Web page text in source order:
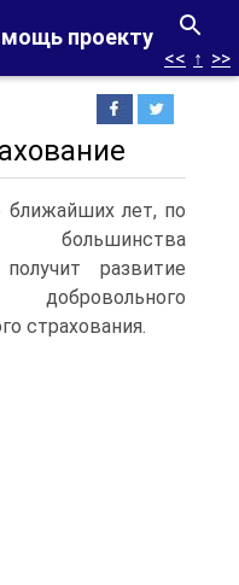
проекту
<< ↑ >>
ближайших лет, по
развитие
страхования.